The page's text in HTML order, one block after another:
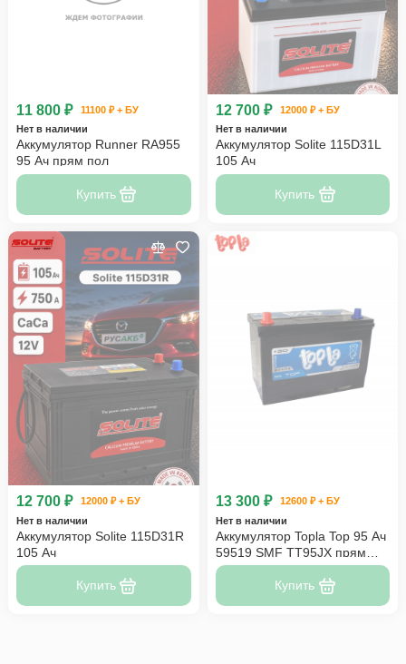
11 800 ₽
11100 ₽ + БУ
Нет в наличии
Аккумулятор Runner RA955
95 Ач прям пол
Купить
12 700 ₽
12000 ₽ + БУ
Нет в наличии
Аккумулятор Solite 115D31L
105 Ач
Купить
12 700 ₽
12000 ₽ + БУ
Нет в наличии
Аккумулятор Solite 115D31R
105 Ач
Купить
13 300 ₽
12600 ₽ + БУ
Нет в наличии
Аккумулятор Topla Top 95 Ач
59519 SMF TT95JX прям
пол
Купить